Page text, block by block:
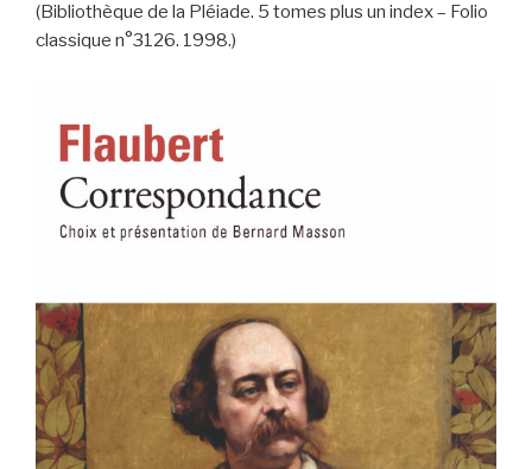
(Bibliothèque de la Pléiade. 5 tomes plus un index – Folio
classique n°3126. 1998.)